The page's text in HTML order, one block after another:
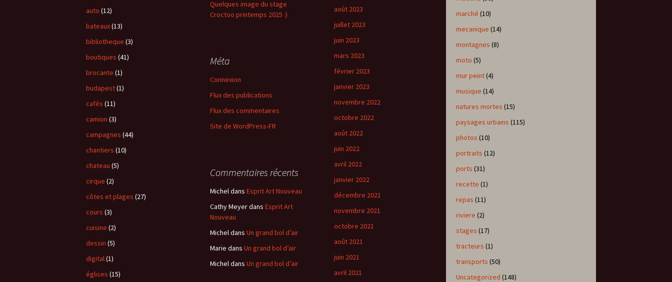
marché (10)
mecanique (14)
montagnes (8)
moto (5)
mur peint(4)
musique (14)
natures mortes (15)
paysages urbains (115)
photos (10)
portraits (12)
ports (31)
recette (1)
repas (11)
riviere (2)
stages (17)
tracteurs (1)
transports (50)
Uncategorized (148)
Quelques image du stage
Croctoo printemps 2025 :)
août 2023
juillet 2023
juin 2023
mars 2023
février 2023
janvier 2023
novembre 2022
octobre 2022
août 2022
juin 2022
avril 2022
janvier 2022
décembre 2021
novembre 2021
octobre 2021
août 2021
juin 2021
avril 2021
auto (12)
bateaux(13)
bibliotheque (3)
boutiques (41)
brocante (1)
budapest(1)
cafés (11)
camion (3)
campagnes (44)
chantiers (10)
chateau (5)
cirque (2)
côtes et plages (27)
cours (3)
cuisine (2)
dessin (5)
digital (1)
églises (15)
Méta
Connexion
Flux des publications
Flux des commentaires
Site de WordPress-FR
Commentaires récents
Michel dans Esprit Art Nouveau
Cathy Meyerdans Esprit Art
Nouveau
Michel dans Un grand bol d’air
Marie dans Un grand bol d’air
Michel dans Un grand bol d’air